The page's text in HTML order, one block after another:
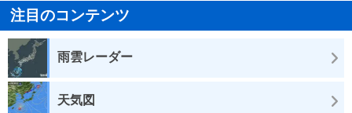
注目のコンテンツ
雨雲レーダー
天気図